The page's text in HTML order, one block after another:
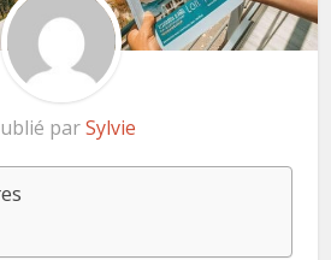
parSylvie